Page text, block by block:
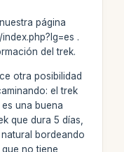
página
.
del trek.
otra posibilidad
el trek
una buena
que dura 5 días,
bordeando
no tiene